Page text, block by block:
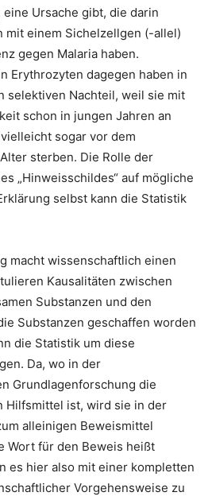
Ursache gibt, die darin
mit einem Sichelzellgen (-allel)
gegen Malaria haben.
Erythrozyten dagegen haben in
selektiven Nachteil, weil sie mit
schon in jungen Jahren an
sogar vor dem
sterben. Die Rolle der
„Hinweisschildes“ auf mögliche
selbst kann die Statistik
macht wissenschaftlich einen
Kausalitäten zwischen
Substanzen und den
Substanzen geschaffen worden
die Statistik um diese
Da, wo in der
Grundlagenforschung die
Hilfsmittel ist, wird sie in der
alleinigen Beweismittel
Wort für den Beweis heißt
es hier also mit einer kompletten
Vorgehensweise zu